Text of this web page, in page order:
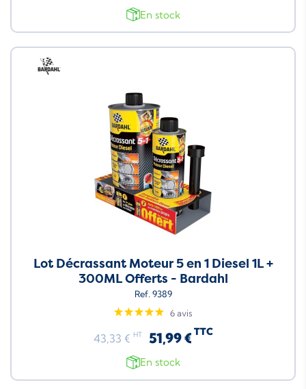
En stock
Neuf
Lot Décrassant Moteur 5 en 1 Diesel 1L +
300ML Offerts - Bardahl
Ref. 9389
6 avis
43,33 € HT 51,99 € TTC
En stock